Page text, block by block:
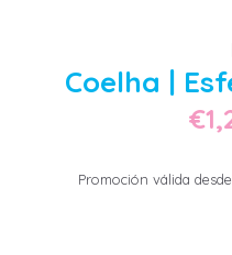
Coelha |
Promoción válida desde